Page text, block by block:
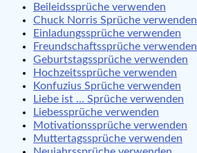
Beileidssprüche verwenden
Chuck Norris Sprüche verwenden
Einladungssprüche verwenden
Freundschaftssprüche verwenden
Geburtstagssprüche verwenden
Hochzeitssprüche verwenden
Konfuzius Sprüche verwenden
Liebe ist … Sprüche verwenden
Liebessprüche verwenden
Motivationssprüche verwenden
Muttertagssprüche verwenden